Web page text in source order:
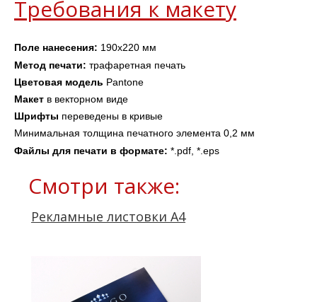
Требования к макету
Поле нанесения: 190х220 мм
Метод печати: трафаретная печать
Цветовая модель Pantone
Макет в векторном виде
Шрифты переведены в кривые
Минимальная толщина печатного элемента 0,2 мм
Файлы для печати в формате: *.pdf, *.eps
Смотри также:
Рекламные листовки А4